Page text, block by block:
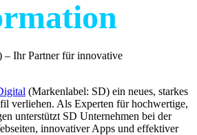
– Ihr Partner für innovative
(Markenlabel: SD) ein neues, starkes
verliehen. Als Experten für hochwertige,
unterstützt SD Unternehmen bei der
innovativer Apps und effektiver